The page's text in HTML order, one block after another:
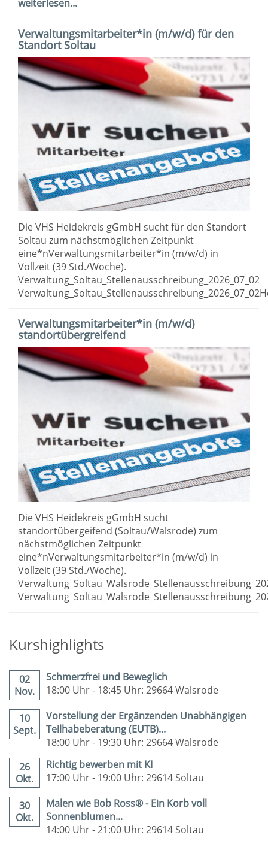
weiterlesen...
Verwaltungsmitarbeiter*in (m/w/d) für den
Standort Soltau
Die VHS Heidekreis gGmbH sucht für den Standort
Soltau zum nächstmöglichen Zeitpunkt
eine*nVerwaltungsmitarbeiter*in (m/w/d) in
Vollzeit (39 Std./Woche).
Verwaltung_Soltau_Stellenausschreibung_2026_07_02
Verwaltungsmitarbeiter*in (m/w/d)
standortübergreifend
Die VHS Heidekreis gGmbH sucht
standortübergeifend (Soltau/Walsrode) zum
nächstmöglichen Zeitpunkt
eine*nVerwaltungsmitarbeiter*in (m/w/d) in
Vollzeit (39 Std./Woche).
Kurshighlights
02
Nov.
Schmerzfrei und Beweglich
18:00 Uhr - 18:45 Uhr: 29664 Walsrode
10
Sept.
Vorstellung der Ergänzenden Unabhängigen
Teilhabeberatung (EUTB)...
18:00 Uhr - 19:30 Uhr: 29664 Walsrode
26
Okt.
Richtig bewerben mit KI
17:00 Uhr - 19:00 Uhr: 29614 Soltau
30
Okt.
Malen wie Bob Ross® - Ein Korb voll
Sonnenblumen...
14:00 Uhr - 21:00 Uhr: 29614 Soltau